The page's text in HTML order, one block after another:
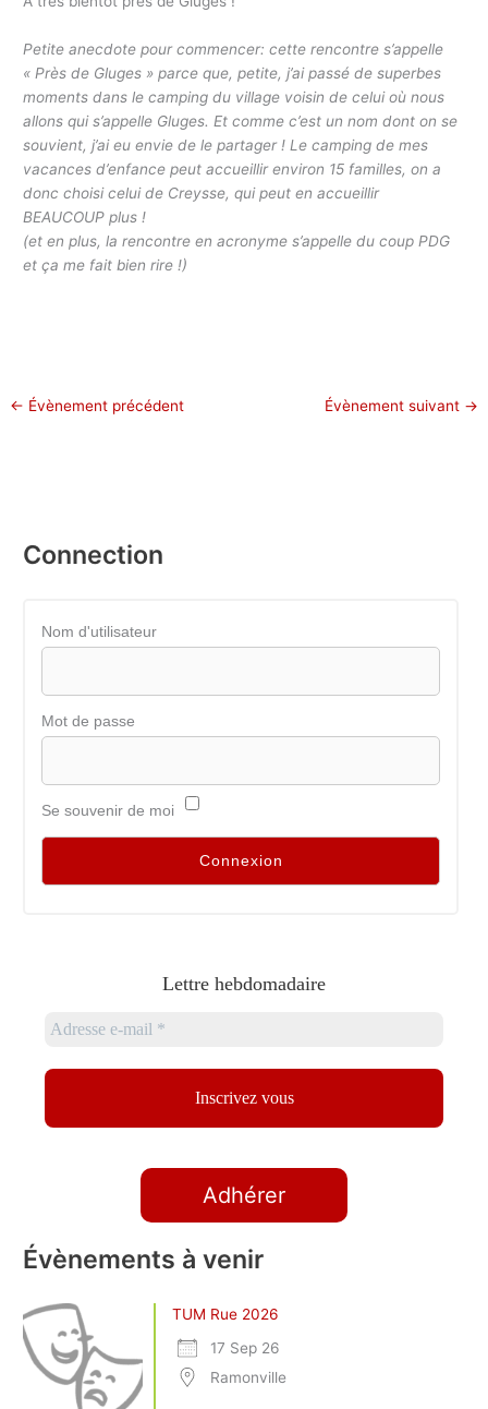
Petite anecdote pour commencer: cette rencontre s’appelle
« Près de Gluges » parce que, petite, j’ai passé de superbes
moments dans le camping du village voisin de celui où nous
allons qui s’appelle Gluges. Et comme c’est un nom dont on se
souvient, j’ai eu envie de le partager ! Le camping de mes
vacances d’enfance peut accueillir environ 15 familles, on a
donc choisi celui de Creysse, qui peut en accueillir
BEAUCOUP plus !
(et en plus, la rencontre en acronyme s’appelle du coup PDG
et ça me fait bien rire !)
← Évènement précédent Évènement suivant →
Connection
Nom d'utilisateur
Mot de passe
Se souvenir de moi
Lettre hebdomadaire
Adhérer
Évènements à venir
TUM Rue 2026
17 Sep 26
Ramonville